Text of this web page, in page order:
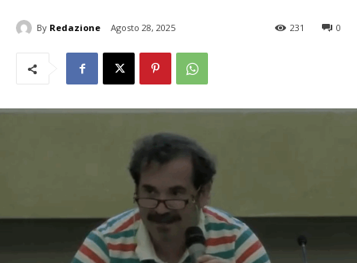
By Redazione Agosto 28, 2025 0
231